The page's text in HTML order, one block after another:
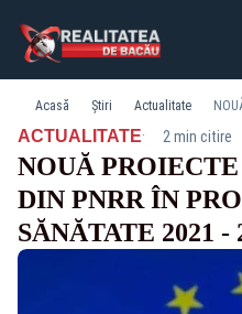
Acasă Știri Actualitate
ACTUALITATE· 2 min citire
NOUĂ
DIN PNRR ÎN
SĂNĂTATE 2021 -